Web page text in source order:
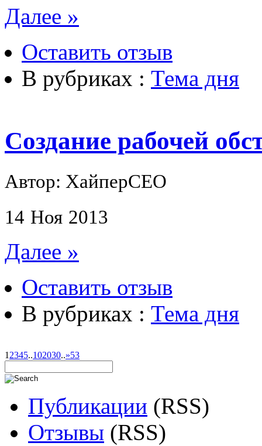
Далее »
Оставить отзыв
В рубриках : Тема дня
Создание рабочей
Автор: ХайперСЕО
14 Ноя 2013
Далее »
Оставить отзыв
В рубриках : Тема дня
1 2345..102030..»53
Публикации (RSS)
Отзывы (RSS)